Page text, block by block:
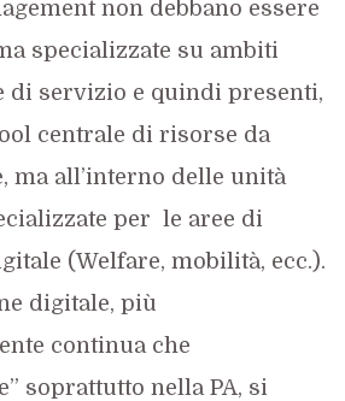
non debbano essere
specializzate su ambiti
di servizio e quindi presenti,
centrale di risorse da
ma all’interno delle unità
per le aree di
(Welfare, mobilità, ecc.).
digitale, più
continua che
soprattutto nella PA, si